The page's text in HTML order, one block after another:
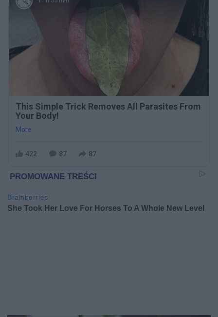
This Simple Trick Removes All Parasites From
Your Body!
More
422 87 87